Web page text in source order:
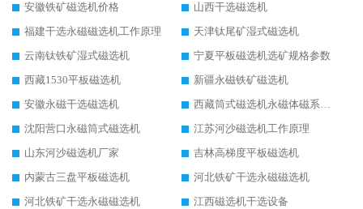
安徽铁矿磁选机价格
山西干选磁选机
福建干选永磁磁选机工作原理
天津钛尾矿湿式磁选机
云南钛铁矿湿式磁选机
宁夏平板磁选机选矿规格参数
西藏1530平板磁选机
新疆永磁铁矿磁选机
安徽永磁干选磁选机
西藏筒式磁选机永磁体磁系设计
沈阳营口永磁筒式磁选机
江苏河沙磁选机工作原理
山东河沙磁选机厂家
吉林高梯度平板磁选机
内蒙古三盘平板磁选机
河北铁矿干选永磁磁选机
河北铁矿干选永磁磁选机
江西磁选机干选设备